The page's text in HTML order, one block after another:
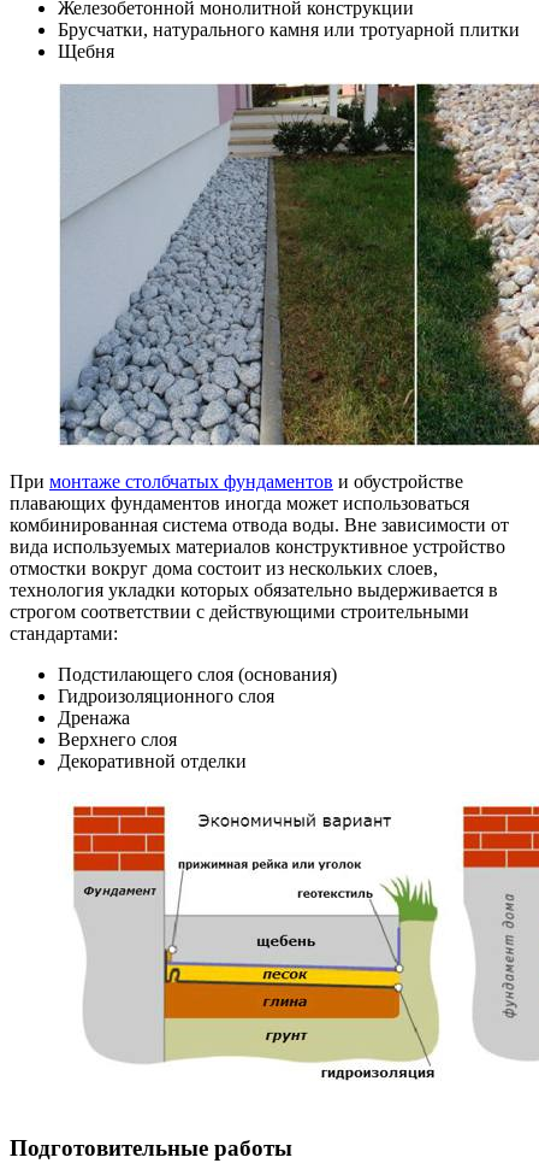
Железобетонной монолитной конструкции
Брусчатки, натурального камня или тротуарной плитки
Щебня
При монтаже столбчатых фундаментов и обустройстве
плавающих фундаментов иногда может использоваться
комбинированная система отвода воды. Вне зависимости от
вида используемых материалов конструктивное устройство
отмостки вокруг дома состоит из нескольких слоев,
технология укладки которых обязательно выдерживается в
строгом соответствии с действующими строительными
стандартами:
Подстилающего слоя (основания)
Гидроизоляционного слоя
Дренажа
Верхнего слоя
Декоративной отделки
Подготовительные работы